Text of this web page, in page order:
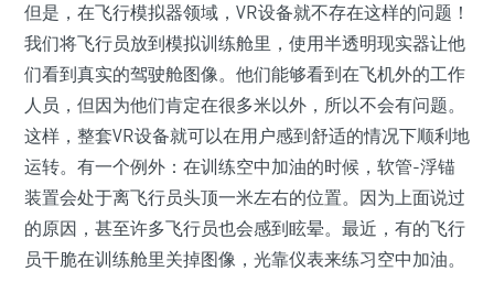
但是，在飞行模拟器领域，VR设备就不存在这样的问题！
我们将飞行员放到模拟训练舱里，使用半透明现实器让他
们看到真实的驾驶舱图像。他们能够看到在飞机外的工作
人员，但因为他们肯定在很多米以外，所以不会有问题。
这样，整套VR设备就可以在用户感到舒适的情况下顺利地
运转。有一个例外：在训练空中加油的时候，软管-浮锚
装置会处于离飞行员头顶一米左右的位置。因为上面说过
的原因，甚至许多飞行员也会感到眩晕。最近，有的飞行
员干脆在训练舱里关掉图像，光靠仪表来练习空中加油。